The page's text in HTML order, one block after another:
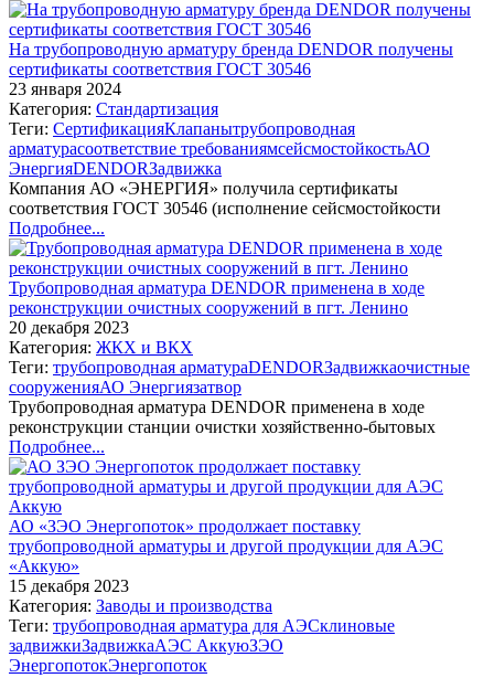
На трубопроводную арматуру бренда DENDOR получены
сертификаты соответствия ГОСТ 30546
23 января 2024
Категория: Стандартизация
Теги: СертификацияКлапанытрубопроводная
арматурасоответствие требованиямсейсмостойкостьАО
ЭнергияDENDORЗадвижка
Компания АО «ЭНЕРГИЯ» получила сертификаты
соответствия ГОСТ 30546 (исполнение сейсмостойкости
Подробнее...
Трубопроводная арматура DENDOR применена в ходе
реконструкции очистных сооружений в пгт. Ленино
20 декабря 2023
Категория: ЖКХ и ВКХ
Теги: трубопроводная арматураDENDORЗадвижкаочистные
сооруженияАО Энергиязатвор
Трубопроводная арматура DENDOR применена в ходе
реконструкции станции очистки хозяйственно-бытовых
Подробнее...
АО «ЗЭО Энергопоток» продолжает поставку
трубопроводной арматуры и другой продукции для АЭС
«Аккую»
15 декабря 2023
Категория: Заводы и производства
Теги: трубопроводная арматура для АЭСклиновые
задвижкиЗадвижкаАЭС АккуюЗЭО
ЭнергопотокЭнергопоток